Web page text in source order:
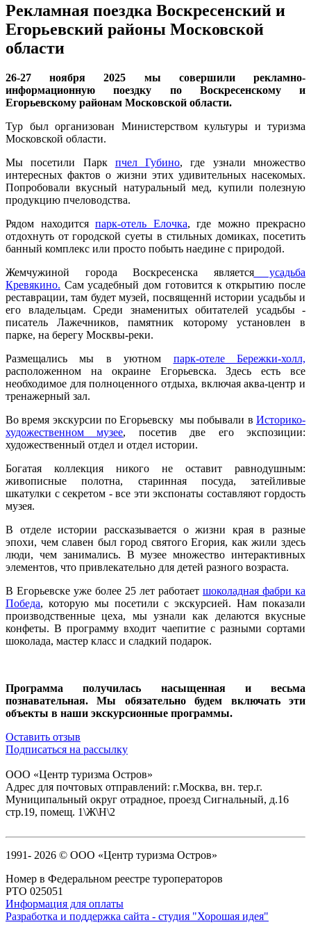
Рекламная поездка Воскресенский и
Егорьевский районы Московской
области
26-27 ноября 2025 мы совершили рекламно-
информационную поездку по Воскресенскому и
Егорьевскому районам Московской области.
Тур был организован Министерством культуры и туризма
Московской области.
Мы посетили Парк пчел Губино, где узнали множество
интересных фактов о жизни этих удивительных насекомых.
Попробовали вкусный натуральный мед, купили полезную
продукцию пчеловодства.
Рядом находится парк-отель Елочка, где можно прекрасно
отдохнуть от городской суеты в стильных домиках, посетить
банный комплекс или просто побыть наедине с природой.
Жемчужиной города Воскресенска являетсяусадьба
Кревякино. Сам усадебный дом готовится к открытию после
реставрации, там будет музей, посвященнй истории усадьбы и
его владельцам. Среди знаменитых обитателей усадьбы -
писатель Лажечников, памятник которому установлен в
парке, на берегу Москвы-реки.
Размещались мы в уютном парк-отеле Бережки-холл,
расположенном на окраине Егорьевска. Здесь есть все
необходимое для полноценного отдыха, включая аква-центр и
тренажерный зал.
Во время экскурсии по Егорьевску мы побывали в Историко-
художественном музее, посетив две его экспозиции:
художественный отдел и отдел истории.
Богатая коллекция никого не оставит равнодушным:
живописные полотна, старинная посуда, затейливые
шкатулки с секретом - все эти экспонаты составляют гордость
музея.
В отделе истории рассказывается о жизни края в разные
эпохи, чем славен был город святого Егория, как жили здесь
люди, чем занимались. В музее множество интерактивных
элементов, что привлекательно для детей разного возраста.
В Егорьевске уже более 25 лет работает шоколадная фабри ка
Победа, которую мы посетили с экскурсией. Нам показали
производственные цеха, мы узнали как делаются вкусные
конфеты. В программу входит чаепитие с разными сортами
шоколада, мастер класс и сладкий подарок.
Программа получилась насыщенная и весьма
познавательная. Мы обязательно будем включать эти
объекты в наши экскурсионные программы.
Оставить отзыв
Подписаться на рассылку
ООО «Центр туризма Остров»
Адрес для почтовых отправлений: г.Москва, вн. тер.г.
Муниципальный округ отрадное, проезд Сигнальный, д.16
стр.19, помещ. 1\Ж\Н\2
1991- 2026 © ООО «Центр туризма Остров»
Номер в Федеральном реестре туроператоров
РТО 025051
Информация для оплаты
Разработка и поддержка сайта - студия "Хорошая идея"